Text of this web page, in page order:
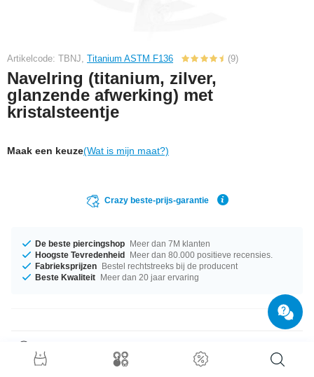
Artikelcode: TBNJ, Titanium ASTM F136 (9)
Navelring (titanium, zilver,
glanzende afwerking) met
kristalsteentje
Maak een keuze(Wat is mijn maat?)
Crazy beste-prijs-garantie
De beste piercingshop Meer dan 7M klanten
Hoogste Tevredenheid Meer dan 80.000 positieve recensies.
Fabrieksprijzen Bestel rechtstreeks bij de producent
Beste Kwaliteit Meer dan 20 jaar ervaring
Dit artikel is beschikbaar met een dikte van 1.6 mm. De beschikbare